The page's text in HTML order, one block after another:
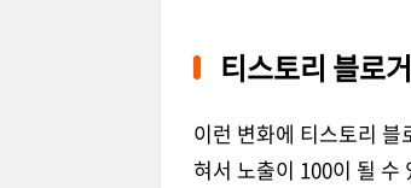
티스토리 블로
이런 변화에 티스토리
혀서 노출이 100이 될 수